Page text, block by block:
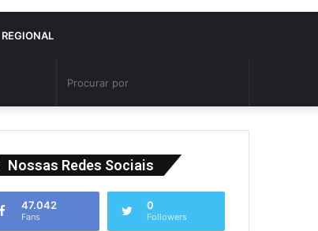
REGIONAL
Nossas Redes Sociais
47.042
Fans
0
Followers